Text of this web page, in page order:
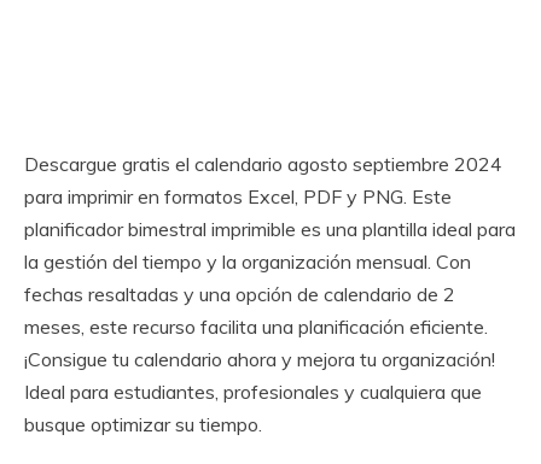
Descargue gratis el calendario agosto septiembre 2024
para imprimir en formatos Excel, PDF y PNG. Este
planificador bimestral imprimible es una plantilla ideal para
la gestión del tiempo y la organización mensual. Con
fechas resaltadas y una opción de calendario de 2
meses, este recurso facilita una planificación eficiente.
¡Consigue tu calendario ahora y mejora tu organización!
Ideal para estudiantes, profesionales y cualquiera que
busque optimizar su tiempo.